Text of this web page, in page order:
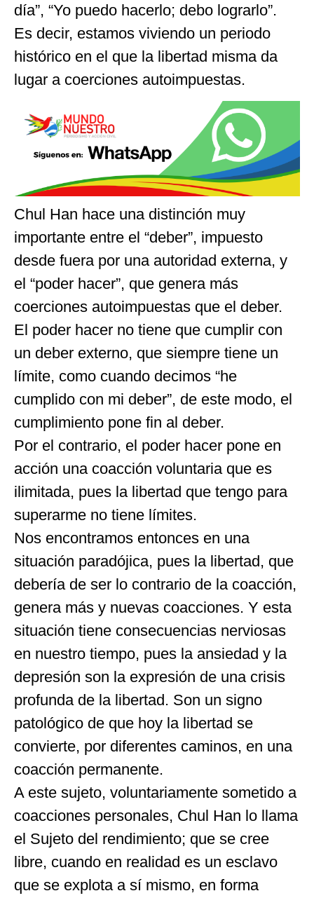
día”, “Yo puedo hacerlo; debo lograrlo”.
Es decir, estamos viviendo un periodo
histórico en el que la libertad misma da
lugar a coerciones autoimpuestas.
Chul Han hace una distinción muy
importante entre el “deber”, impuesto
desde fuera por una autoridad externa, y
el “poder hacer”, que genera más
coerciones autoimpuestas que el deber.
El poder hacer no tiene que cumplir con
un deber externo, que siempre tiene un
límite, como cuando decimos “he
cumplido con mi deber”, de este modo, el
cumplimiento pone fin al deber.
Por el contrario, el poder hacer pone en
acción una coacción voluntaria que es
ilimitada, pues la libertad que tengo para
superarme no tiene límites.
Nos encontramos entonces en una
situación paradójica, pues la libertad, que
debería de ser lo contrario de la coacción,
genera más y nuevas coacciones. Y esta
situación tiene consecuencias nerviosas
en nuestro tiempo, pues la ansiedad y la
depresión son la expresión de una crisis
profunda de la libertad. Son un signo
patológico de que hoy la libertad se
convierte, por diferentes caminos, en una
coacción permanente.
A este sujeto, voluntariamente sometido a
coacciones personales, Chul Han lo llama
el Sujeto del rendimiento; que se cree
libre, cuando en realidad es un esclavo
que se explota a sí mismo, en forma